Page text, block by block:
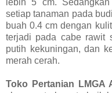
setiap tanaman pada
buah 0.4 cm dengan
terjadi pada cabe rawit
putih kekuningan, dan
merah cerah.
Toko Pertanian LMGA